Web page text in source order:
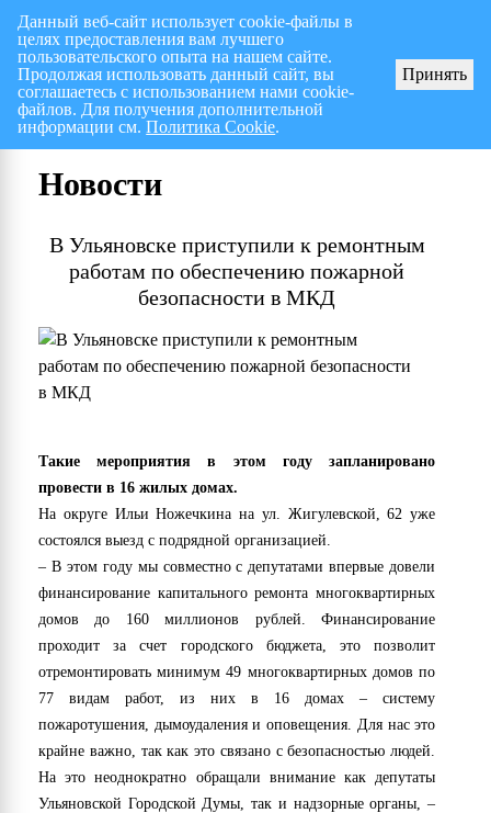
Перспективный план работ на I полугодие 2026 г.
Новости
В Ульяновске приступили к ремонтным
работам по обеспечению пожарной
безопасности в МКД
Такие мероприятия в этом году запланировано
провести в 16 жилых домах.
На округе Ильи Ножечкина на ул. Жигулевской, 62 уже
состоялся выезд с подрядной организацией.
– В этом году мы совместно с депутатами впервые довели
финансирование капитального ремонта многоквартирных
домов до 160 миллионов рублей. Финансирование
проходит за счет городского бюджета, это позволит
отремонтировать минимум 49 многоквартирных домов по
77 видам работ, из них в 16 домах – систему
пожаротушения, дымоудаления и оповещения. Для нас это
крайне важно, так как это связано с безопасностью людей.
На это неоднократно обращали внимание как депутаты
Ульяновской Городской Думы, так и надзорные органы, –
Данный веб-сайт использует cookie-файлы в
целях предоставления вам лучшего
пользовательского опыта на нашем сайте.
Продолжая использовать данный сайт, вы
соглашаетесь с использованием нами cookie-
файлов. Для получения дополнительной
информации см.Политика Cookie.
Принять